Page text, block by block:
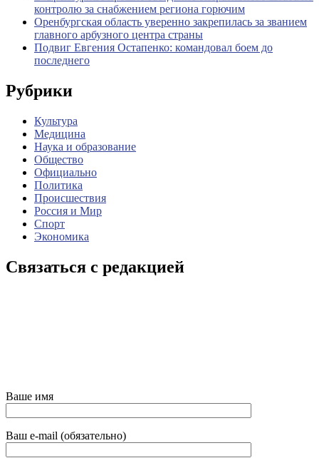
контролю за снабжением региона горючим
Оренбургская область уверенно закрепилась за званием
главного арбузного центра страны
Подвиг Евгения Остапенко: командовал боем до
последнего
Рубрики
Культура
Медицина
Наука и образование
Общество
Официально
Политика
Происшествия
Россия и Мир
Спорт
Экономика
Связаться с редакцией
Ваше имя
Ваш e-mail (обязательно)